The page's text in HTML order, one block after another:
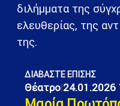
διλήμματα της
ελευθερίας, της
της.
ΔΙΑΒΑΣΤΕ ΕΠΙΣΗΣ
Θέατρο|24.01.2026